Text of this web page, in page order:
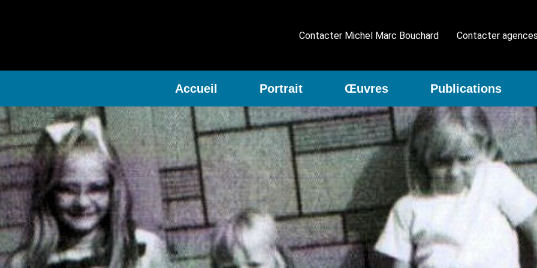
Contacter Michel Marc Bouchard Contacter agences
Accueil Portrait Œuvres Publications